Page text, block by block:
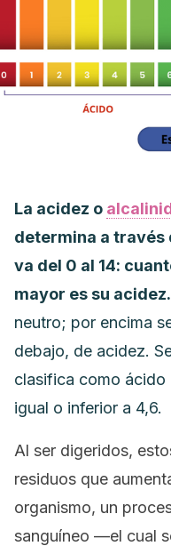
La acidez o
determina a través
va del 0 al 14:
mayor es su acidez.
neutro; por encima
debajo, de acidez.
clasifica como ácido
igual o inferior a 4,6.
Al ser digeridos,
residuos que
organismo, un
sanguíneo —el cual